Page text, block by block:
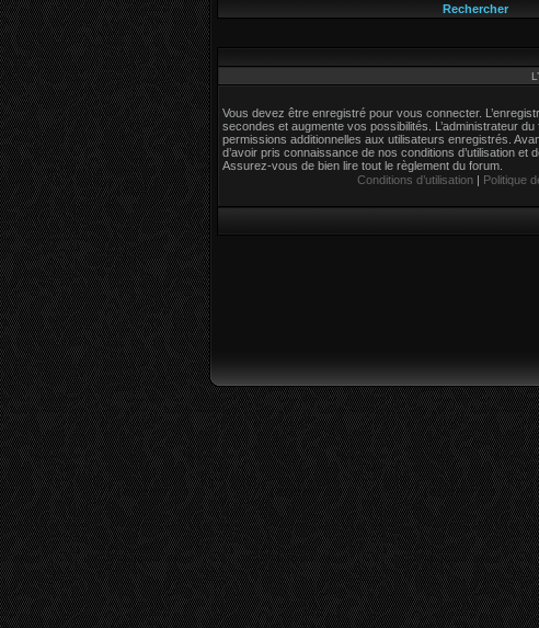
Rechercher
Vous devez être enregistré pour vous connecter.
secondes et augmente vos possibilités. L’administrateur
permissions additionnelles aux utilisateurs enregistrés.
d’avoir pris connaissance de nos conditions d’utilisation et
Assurez-vous de bien lire tout le règlement du forum.
Conditions d’utilisation| Politique